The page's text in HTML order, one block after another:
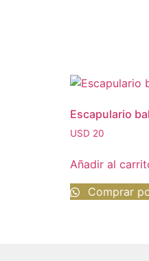
Escapulario
USD 20
Añadir al
Comprar